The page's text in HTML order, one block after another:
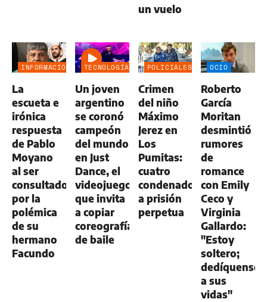
un vuelo
INFORMACIÓN
La
escueta e
irónica
respuesta
de Pablo
Moyano
al ser
consultado
por la
polémica
de su
hermano
Facundo
TECNOLOGÍA
Un joven
argentino
se coronó
campeón
del mundo
en Just
Dance, el
videojuego
que invita
a copiar
coreografías
de baile
POLICIALES
Crimen
del niño
Máximo
Jerez en
Los
Pumitas:
cuatro
condenados
a prisión
perpetua
OCIO
Roberto
García
Moritan
desmintió
rumores
de
romance
con Emily
Ceco y
Virginia
Gallardo:
"Estoy
soltero;
dedíquense
a sus
vidas"